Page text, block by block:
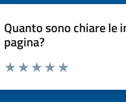
Quanto sono chiare le
pagina?
Valuta da 1 a 5 stelle la pagina